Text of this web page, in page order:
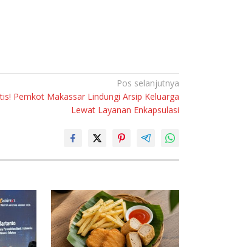
Pos selanjutnya
Pemkot Makassar Lindungi Arsip Keluarga
Lewat Layanan Enkapsulasi